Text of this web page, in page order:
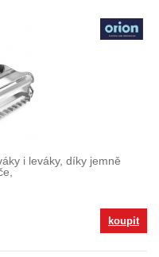
i leváky, díky jemně
koupit